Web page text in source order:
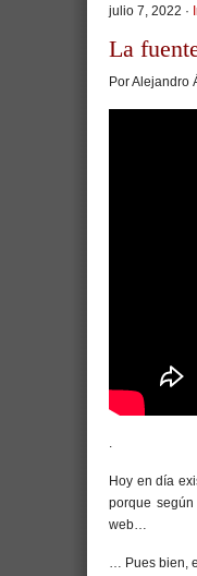
julio 7, 2022 ·
La
Por Alejandro
.
Hoy en día
porque
web…
… Pues bien,